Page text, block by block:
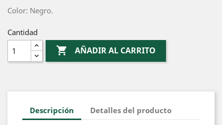
Color: Negro.
Cantidad
 AÑADIR AL CARRITO
Descripción Detalles del producto